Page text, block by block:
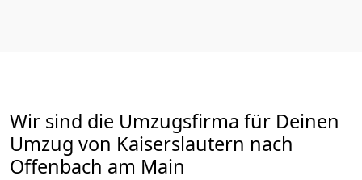
Wir sind die Umzugsfirma für Deinen
Umzug von Kaiserslautern nach
Offenbach am Main